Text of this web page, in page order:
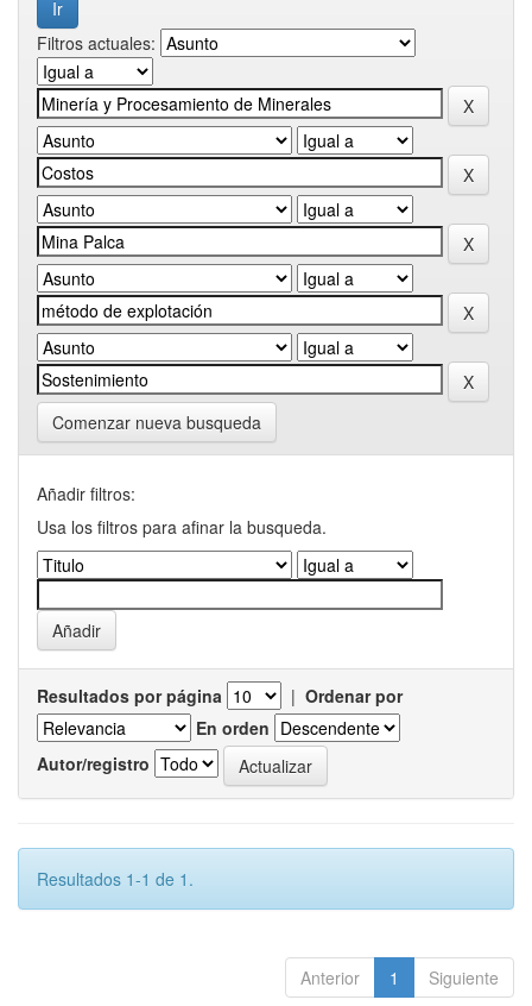
Filtros actuales:
Comenzar nueva busqueda
Añadir filtros:
Usa los filtros para afinar la busqueda.
Resultados por página | Ordenar por
En orden
Autor/registro
Resultados 1-1 de 1.
Anterior 1 Siguiente